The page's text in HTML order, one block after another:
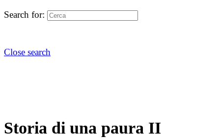
Search for:
Close search
Storia di una paura II